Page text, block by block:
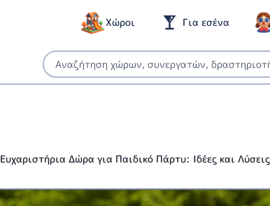
Χώροι Για εσένα
Ευχαριστήρια Δώρα για Παιδικό Πάρτυ: Ιδέες και Λύσεις